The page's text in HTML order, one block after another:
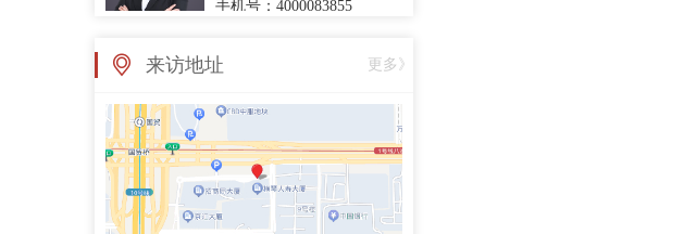
张亚丽律师
手机号：4000083855
政企纠纷律师团队专职律师
史鹏举律师
来访地址 更多》